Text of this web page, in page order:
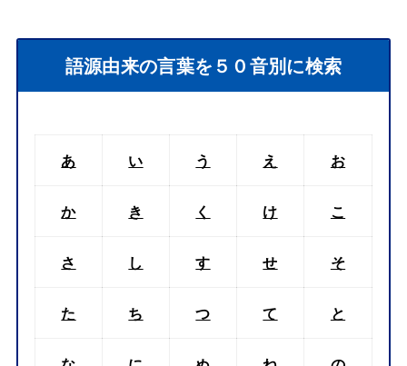
語源由来の言葉を５０音別に検索
あ い う え お
か き く け こ
さ し す せ そ
た ち つ て と